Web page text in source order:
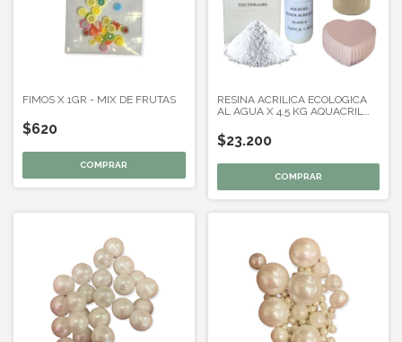
FIMOS X 1GR - MIX DE FRUTAS
$620
RESINA ACRILICA ECOLOGICA
AL AGUA X 4,5 KG AQUACRIL
$23.200